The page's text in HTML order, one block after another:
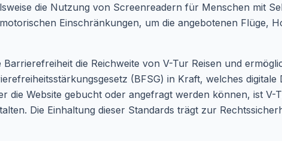
die Nutzung von Screenreadern für Menschen mit
Einschränkungen, um die angebotenen Flüge,
die Reichweite von V-Tur Reisen und
(BFSG) in Kraft, welches
die Website gebucht oder angefragt werden können, ist V-
Die Einhaltung dieser Standards trägt zur